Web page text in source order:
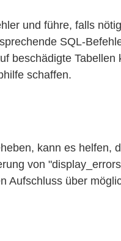
und führe, falls
SQL-
beschädigte Tabellen
schaffen.
kann es helfen,
von
Aufschluss über